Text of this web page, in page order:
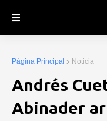
Página Principal Noticia
Andrés
Abinader